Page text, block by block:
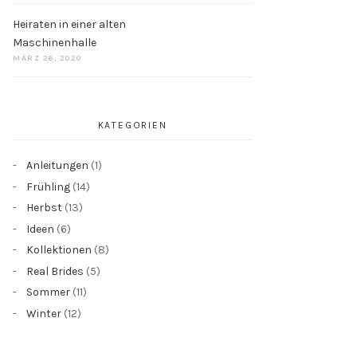
Heiraten in einer alten
Maschinenhalle
MÄRZ 26, 2020
KATEGORIEN
Anleitungen (1)
Frühling(14)
Herbst(13)
Ideen (6)
Kollektionen (8)
Real Brides (5)
Sommer(11)
Winter(12)